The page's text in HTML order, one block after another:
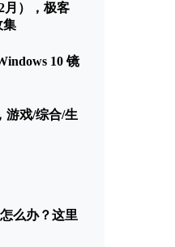
月），极客
集
10 镜
游戏/综合/生
么办？这里